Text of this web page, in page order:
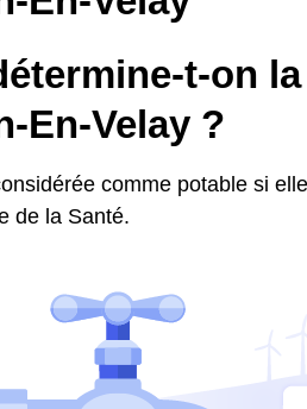
t-on
En-Velay ?
comme potable si
de la Santé.